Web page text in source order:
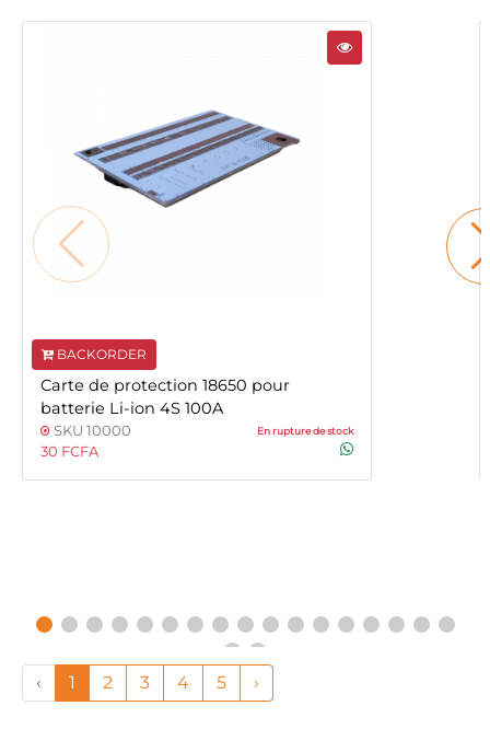
BACKORDER
Carte de protection 18650 pour
batterie Li-ion 4S 100A
SKU 10000 En rupture de stock
30 FCFA
‹ 1 2 3 4 5 ›